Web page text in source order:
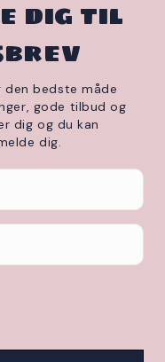
dig til
den bedste måde
gode tilbud og
dig og du kan
dig.